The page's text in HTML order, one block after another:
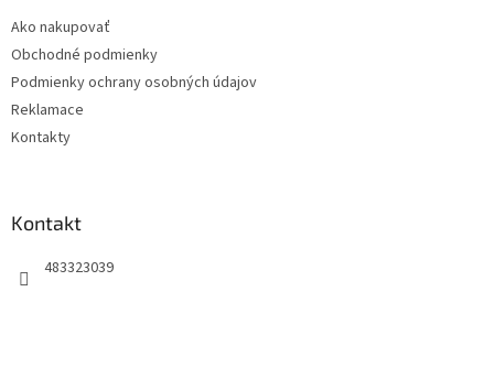
Ako nakupovať
Obchodné podmienky
Podmienky ochrany osobných údajov
Reklamace
Kontakty
Kontakt
483323039